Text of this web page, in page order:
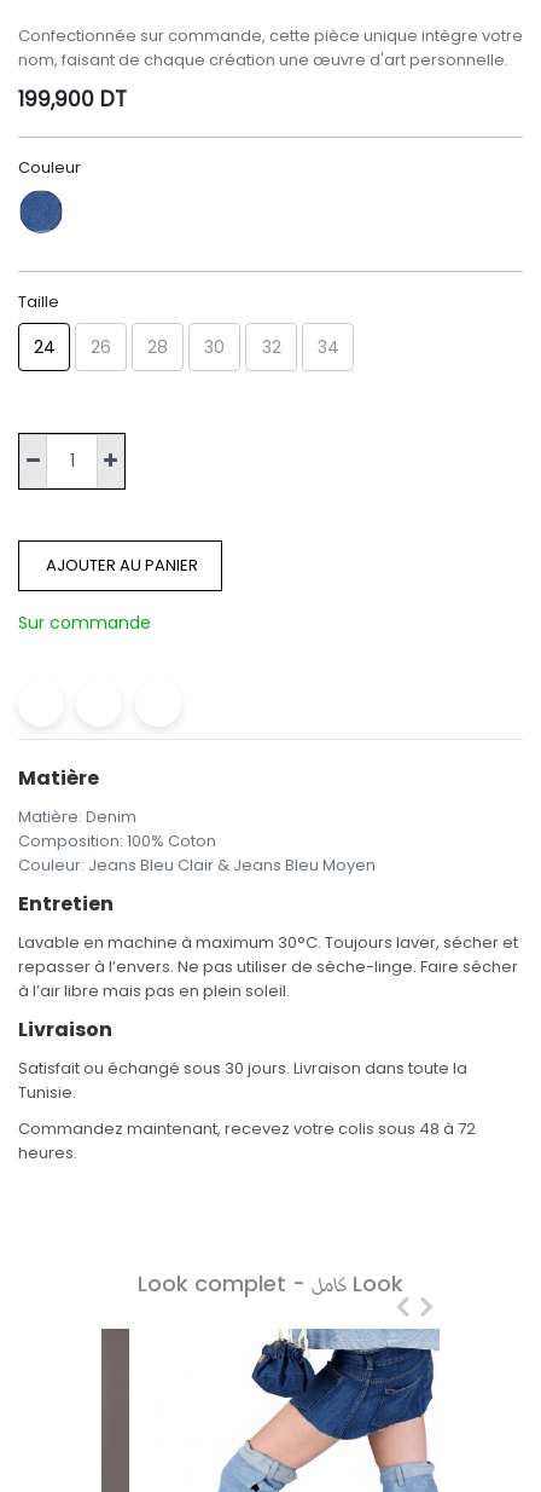
Confectionnée sur commande, cette pièce unique intègre votre
nom, faisant de chaque création une œuvre d'art personnelle.
199,900 DT
Couleur
Taille
24 26 28 30 32 34
AJOUTER AU PANIER
Sur commande
Matière
Matière: Denim
Composition: 100% Coton
Couleur: Jeans Bleu Clair & Jeans Bleu Moyen
Entretien
Lavable en machine à maximum 30°C. Toujours laver, sécher et
repasser à l’envers. Ne pas utiliser de sèche-linge. Faire sécher
à l’air libre mais pas en plein soleil.
Livraison
Satisfait ou échangé sous 30 jours. Livraison dans toute la
Tunisie.
Commandez maintenant, recevez votre colis sous 48 à 72
heures.
Look complet - كامل Look